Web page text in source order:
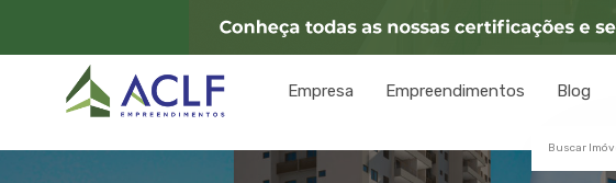
Empresa Empreendimentos Blog
Buscar